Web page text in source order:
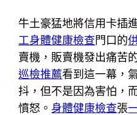
牛土豪猛地將信用卡插
工身體健康檢查門口的
賣機，販賣機發出痛苦
巡檢推薦看到這一幕，
抖，但不是因為害怕，
憤怒。 身體健康檢查張